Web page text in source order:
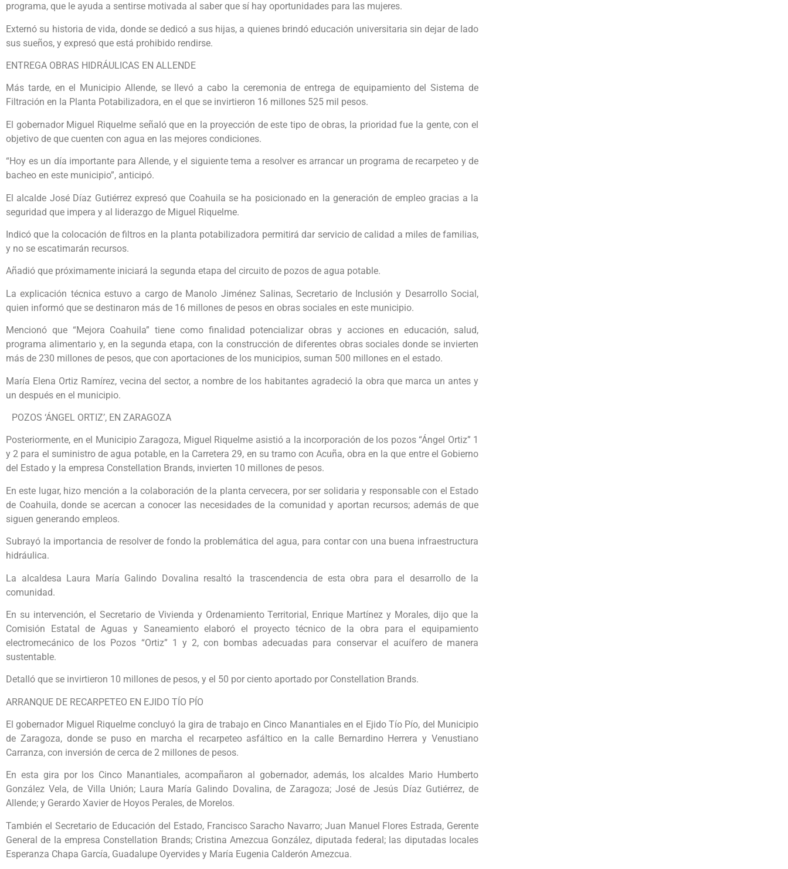
programa, que le ayuda a sentirse motivada al saber que sí hay oportunidades para las mujeres.
Externó su historia de vida, donde se dedicó a sus hijas, a quienes brindó educación universitaria sin dejar de lado
sus sueños, y expresó que está prohibido rendirse.
ENTREGA OBRAS HIDRÁULICAS EN ALLENDE
Más tarde, en el Municipio Allende, se llevó a cabo la ceremonia de entrega de equipamiento del Sistema de
Filtración en la Planta Potabilizadora, en el que se invirtieron 16 millones 525 mil pesos.
El gobernador Miguel Riquelme señaló que en la proyección de este tipo de obras, la prioridad fue la gente, con el
objetivo de que cuenten con agua en las mejores condiciones.
“Hoy es un día importante para Allende, y el siguiente tema a resolver es arrancar un programa de recarpeteo y de
bacheo en este municipio”, anticipó.
El alcalde José Díaz Gutiérrez expresó que Coahuila se ha posicionado en la generación de empleo gracias a la
seguridad que impera y al liderazgo de Miguel Riquelme.
Indicó que la colocación de filtros en la planta potabilizadora permitirá dar servicio de calidad a miles de familias,
y no se escatimarán recursos.
Añadió que próximamente iniciará la segunda etapa del circuito de pozos de agua potable.
La explicación técnica estuvo a cargo de Manolo Jiménez Salinas, Secretario de Inclusión y Desarrollo Social,
quien informó que se destinaron más de 16 millones de pesos en obras sociales en este municipio.
Mencionó que “Mejora Coahuila” tiene como finalidad potencializar obras y acciones en educación, salud,
programa alimentario y, en la segunda etapa, con la construcción de diferentes obras sociales donde se invierten
más de 230 millones de pesos, que con aportaciones de los municipios, suman 500 millones en el estado.
María Elena Ortiz Ramírez, vecina del sector, a nombre de los habitantes agradeció la obra que marca un antes y
un después en el municipio.
POZOS ‘ÁNGEL ORTIZ’, EN ZARAGOZA
Posteriormente, en el Municipio Zaragoza, Miguel Riquelme asistió a la incorporación de los pozos “Ángel Ortiz” 1
y 2 para el suministro de agua potable, en la Carretera 29, en su tramo con Acuña, obra en la que entre el Gobierno
del Estado y la empresa Constellation Brands, invierten 10 millones de pesos.
En este lugar, hizo mención a la colaboración de la planta cervecera, por ser solidaria y responsable con el Estado
de Coahuila, donde se acercan a conocer las necesidades de la comunidad y aportan recursos; además de que
siguen generando empleos.
Subrayó la importancia de resolver de fondo la problemática del agua, para contar con una buena infraestructura
hidráulica.
La alcaldesa Laura María Galindo Dovalina resaltó la trascendencia de esta obra para el desarrollo de la
comunidad.
En su intervención, el Secretario de Vivienda y Ordenamiento Territorial, Enrique Martínez y Morales, dijo que la
Comisión Estatal de Aguas y Saneamiento elaboró el proyecto técnico de la obra para el equipamiento
electromecánico de los Pozos “Ortiz” 1 y 2, con bombas adecuadas para conservar el acuífero de manera
sustentable.
Detalló que se invirtieron 10 millones de pesos, y el 50 por ciento aportado por Constellation Brands.
ARRANQUE DE RECARPETEO EN EJIDO TÍO PÍO
El gobernador Miguel Riquelme concluyó la gira de trabajo en Cinco Manantiales en el Ejido Tío Pío, del Municipio
de Zaragoza, donde se puso en marcha el recarpeteo asfáltico en la calle Bernardino Herrera y Venustiano
Carranza, con inversión de cerca de 2 millones de pesos.
En esta gira por los Cinco Manantiales, acompañaron al gobernador, además, los alcaldes Mario Humberto
González Vela, de Villa Unión; Laura María Galindo Dovalina, de Zaragoza; José de Jesús Díaz Gutiérrez, de
Allende; y Gerardo Xavier de Hoyos Perales, de Morelos.
También el Secretario de Educación del Estado, Francisco Saracho Navarro; Juan Manuel Flores Estrada, Gerente
General de la empresa Constellation Brands; Cristina Amezcua González, diputada federal; las diputadas locales
Esperanza Chapa García, Guadalupe Oyervides y María Eugenia Calderón Amezcua.